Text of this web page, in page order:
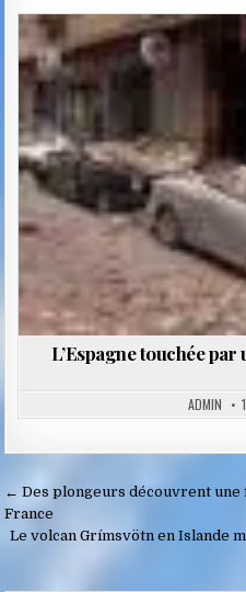
L’Espagne touchée
ADMIN
Navigation
de
l’article
← Des plongeurs découvrent une
France
Le volcan Grímsvötn en Islande